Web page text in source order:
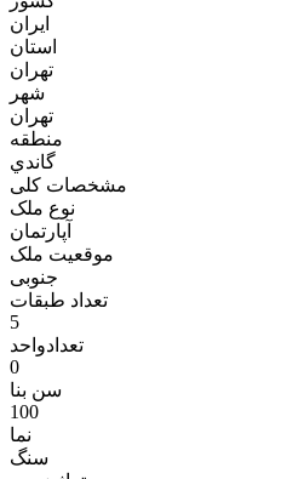
ایران
استان
تهران
شهر
تهران
منطقه
گاندي
مشخصات کلی
نوع ملک
آپارتمان
موقعیت ملک
جنوبی
تعداد طبقات
5
تعدادواحد
0
سن بنا
100
نما
سنگ